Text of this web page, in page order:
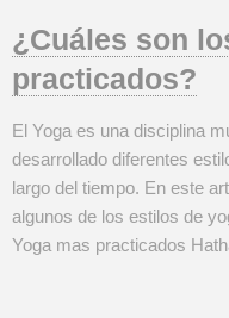
¿Cuáles son
practicados?
El Yoga es una disciplina
desarrollado diferentes
largo del tiempo. En este
algunos de los estilos de
Yoga mas practicados
ser pausada (aunque no